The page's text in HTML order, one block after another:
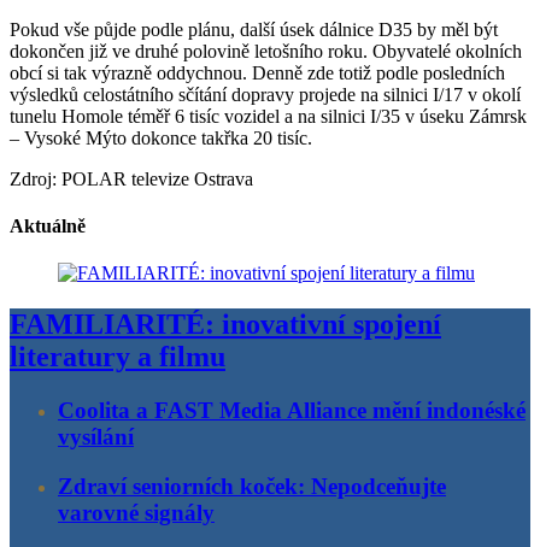
Pokud vše půjde podle plánu, další úsek dálnice D35 by měl být
dokončen již ve druhé polovině letošního roku. Obyvatelé okolních
obcí si tak výrazně oddychnou. Denně zde totiž podle posledních
výsledků celostátního sčítání dopravy projede na silnici I/17 v okolí
tunelu Homole téměř 6 tisíc vozidel a na silnici I/35 v úseku Zámrsk
– Vysoké Mýto dokonce takřka 20 tisíc.
Zdroj: POLAR televize Ostrava
Aktuálně
FAMILIARITÉ: inovativní spojení
literatury a filmu
Coolita a FAST Media Alliance mění indonéské
vysílání
Zdraví seniorních koček: Nepodceňujte
varovné signály